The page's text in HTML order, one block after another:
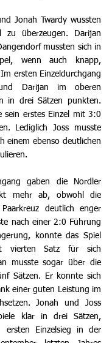
Jonah Twardy wussten
zu überzeugen. Darijan
mussten sich in
wenn auch knapp,
ersten Einzeldurchgang
Darijan im oberen
in drei Sätzen punkten.
sein erstes Einzel mit 3:0
Lediglich Joss musste
einem ebenso deutlichen
gaben die Nordler
mehr ab, obwohl die
deutlich enger
nach einer 2:0 Führung
konnte das Spiel
vierten Satz für sich
musste sogar über die
Sätzen. Er konnte sich
einer guten Leistung im
Jonah und Joss
klar in drei Sätzen,
ersten Einzelsieg in der